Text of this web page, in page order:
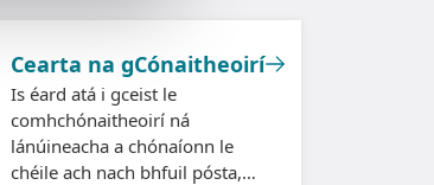
Cearta na gCónaitheoirí
Is éard atá i gceist le
comhchónaitheoirí ná
lánúineacha a chónaíonn le
chéile ach nach bhfuil pósta,